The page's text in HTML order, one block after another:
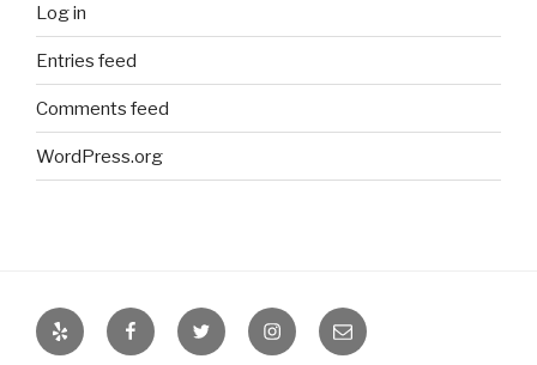
Log in
Entries feed
Comments feed
WordPress.org
Yelp FacebookTwitter InstagramEmail